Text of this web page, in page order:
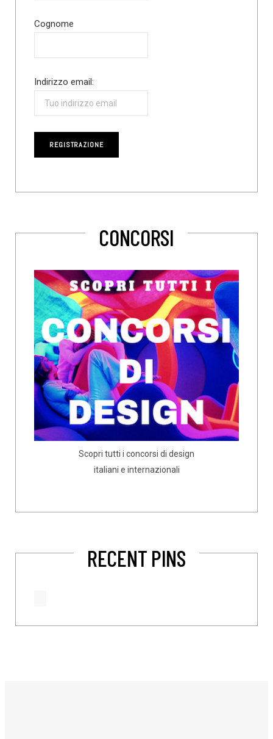
Cognome
Indirizzo email:
CONCORSI
Scopri tutti i concorsi di design
italiani e internazionali
RECENT PINS